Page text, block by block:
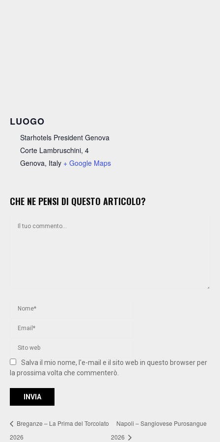
LUOGO
Starhotels President Genova
Corte Lambruschini, 4
Genova, Italy + Google Maps
CHE NE PENSI DI QUESTO ARTICOLO?
Salva il mio nome, l'e-mail e il sito web in questo browser per
la prossima volta che commenterò.
Breganze – La Prima del Torcolato
2026
Napoli – Sangiovese Purosangue
2026